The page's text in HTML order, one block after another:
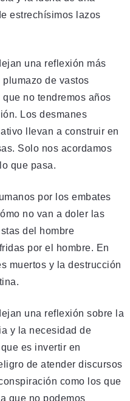
estrechísimos lazos
una reflexión más
de vastos
no tendremos años
Los desmanes
llevan a construir en
Solo nos acordamos
que pasa.
por los embates
no van a doler las
del hombre
por el hombre. En
muertos y la destrucción
una reflexión sobre la
y la necesidad de
es invertir en
de atender discursos
como los que
que no podemos